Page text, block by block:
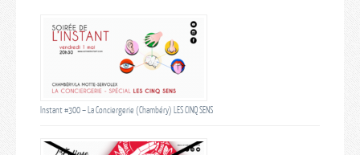
Instant #300 – La Conciergerie (Chambéry) LES CINQ SENS